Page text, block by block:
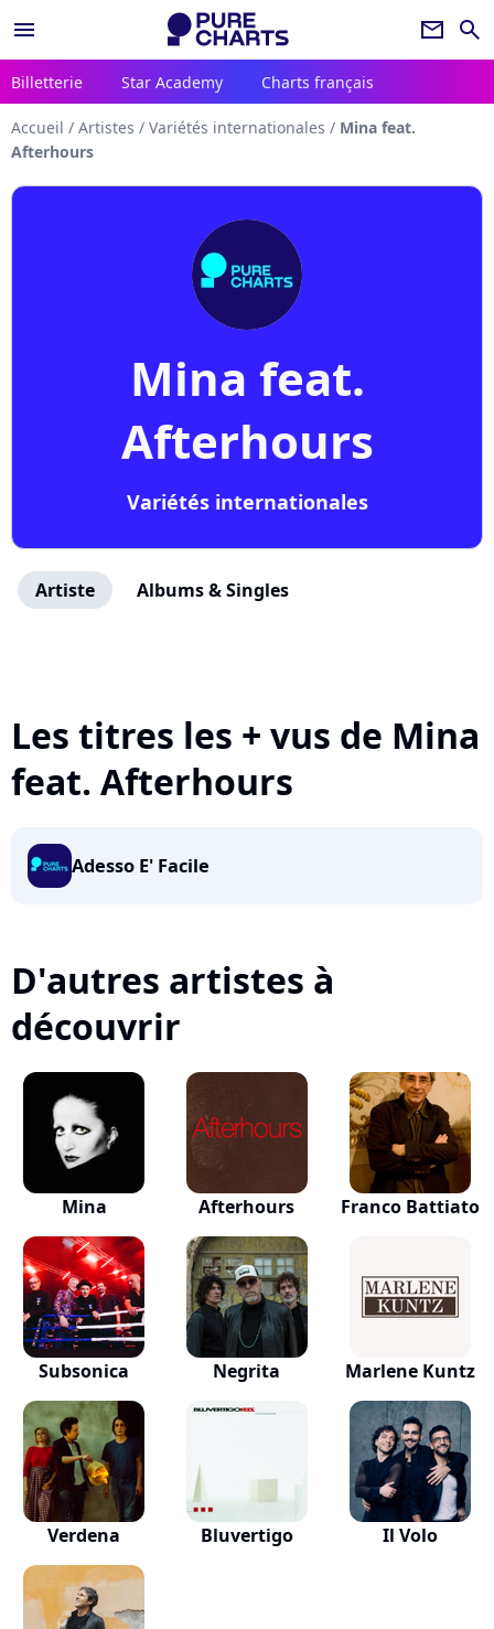
menu newsletter search
Billetterie Star Academy Charts français
Accueil / Artistes / Variétés internationales / Mina feat.
Afterhours
Mina feat.
Afterhours
Variétés internationales
Artiste Albums & Singles
Les titres les + vus de Mina
feat. Afterhours
Adesso E' Facile
D'autres artistes à
découvrir
Mina Afterhours Franco Battiato
Subsonica Negrita Marlene Kuntz
Verdena Bluvertigo Il Volo